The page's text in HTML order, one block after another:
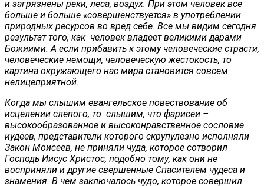
и загрязнены реки, леса, воздух. При этом человек все
больше и больше «совершенствуется» в употреблении
природных ресурсов во вред себе. Все мы видим сегодня
результат того, как человек владеет великими дарами
Божиими. А если прибавить к этому человеческие страсти,
человеческие немощи, человеческую жестокость, то
картина окружающего нас мира становится совсем
нелицеприятной.
Когда мы слышим евангельское повествование об
исцелении слепого, то слышим, что фарисеи –
высокообразованное и высоконравственное сословие
иудеев, представители которого скрупулезно исполняли
Закон Моисеев, не приняли чуда, которое сотворил
Господь Иисус Христос, подобно тому, как они не
восприняли и другие свершенные Спасителем чудеса и
знамения. В чем заключалось чудо, которое совершил